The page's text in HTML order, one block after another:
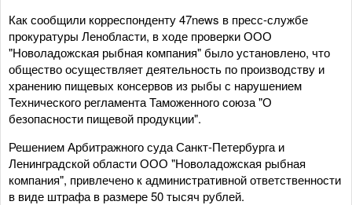
Как сообщили корреспонденту 47news в пресс-службе
прокуратуры Ленобласти, в ходе проверки ООО
"Новоладожская рыбная компания" было установлено, что
общество осуществляет деятельность по производству и
хранению пищевых консервов из рыбы с нарушением
Технического регламента Таможенного союза "О
безопасности пищевой продукции".
Решением Арбитражного суда Санкт-Петербурга и
Ленинградской области ООО "Новоладожская рыбная
компания", привлечено к административной ответственности
в виде штрафа в размере 50 тысяч рублей.